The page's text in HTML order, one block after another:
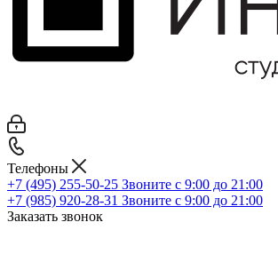
Телефоны
+7 (495) 255-50-25 Звоните с 9:00 до 21:00
+7 (985) 920-28-31 Звоните с 9:00 до 21:00
Заказать звонок